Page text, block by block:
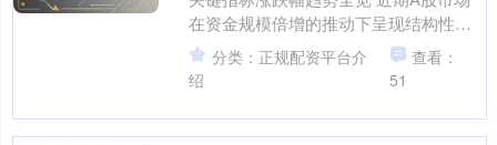
在资金规模倍增的推动下呈现结构性分
化特征。截至最新交易日，上证指数报
收3285.43....
分类：正规配资平台介
绍
查看：
51